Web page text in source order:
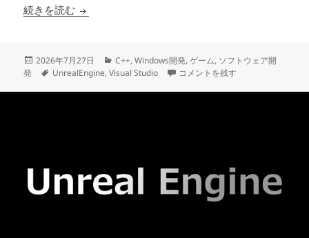
続きを読む UEで［ウィジェット］の縦横を固定する方法
投
稿
2026年7月27日
カ
テ
C++,Windows開発,ゲーム, ソフトウェア開
発
タ
UnrealEngine,Visual Studio UEで［ウィジェット］の縦横を固
コメントを残す